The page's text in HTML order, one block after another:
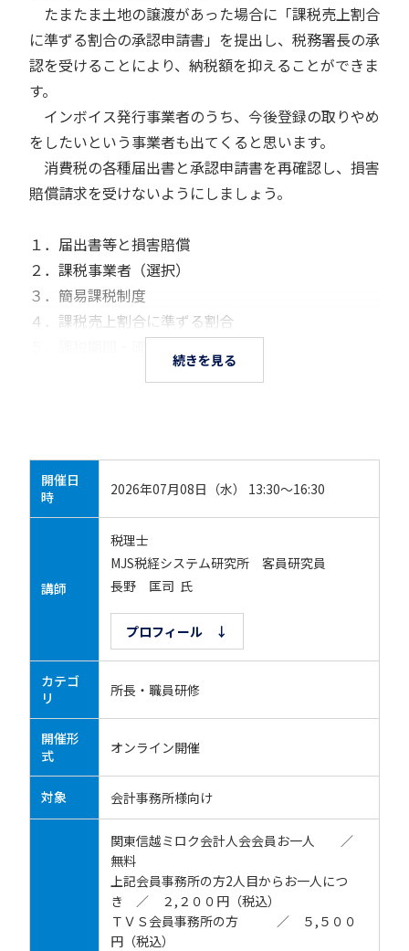
たまたま土地の譲渡があった場合に「課税売上割合
に準ずる割合の承認申請書」を提出し、税務署長の承
認を受けることにより、納税額を抑えることができま
す。
インボイス発行事業者のうち、今後登録の取りやめ
をしたいという事業者も出てくると思います。
消費税の各種届出書と承認申請書を再確認し、損害
賠償請求を受けないようにしましょう。
１．届出書等と損害賠償
２．課税事業者（選択）
３．簡易課税制度
４．課税売上割合に準ずる割合
続きを見る
開催日
時
2026年07月08日（水） 13:30～16:30
講師
税理士
MJS税経システム研究所 客員研究員
長野 匡司 氏
プロフィール ↓
カテゴ
リ
所長・職員研修
開催形
式
オンライン開催
対象 会計事務所様向け
関東信越ミロク会計人会会員お一人 ／
無料
上記会員事務所の方2人目からお一人につ
き ／ ２,２００円（税込）
ＴＶＳ会員事務所の方 ／ ５,５００
円（税込）